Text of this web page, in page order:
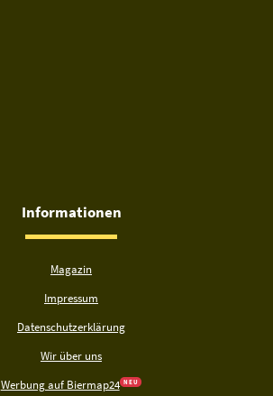
Informationen
Magazin
Impressum
Datenschutzerklärung
Wir über uns
Werbung auf Biermap24 N E U